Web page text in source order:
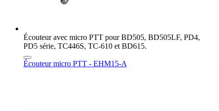
Écouteur avec micro PTT pour BD505, BD505LF, PD4,
PD5 série, TC446S, TC-610 et BD615.
Écouteur micro PTT - EHM15-A